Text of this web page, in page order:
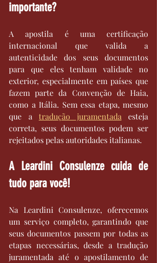
importante?
A apostila é uma certificação
internacional que valida a
autenticidade dos seus documentos
para que eles tenham validade no
exterior, especialmente em países que
fazem parte da Convenção de Haia,
como a Itália. Sem essa etapa, mesmo
que a tradução juramentada esteja
correta, seus documentos podem ser
rejeitados pelas autoridades italianas.
A Leardini Consulenze cuida de
tudo para você!
Na Leardini Consulenze, oferecemos
um serviço completo, garantindo que
seus documentos passem por todas as
etapas necessárias, desde a tradução
juramentada até o apostilamento de